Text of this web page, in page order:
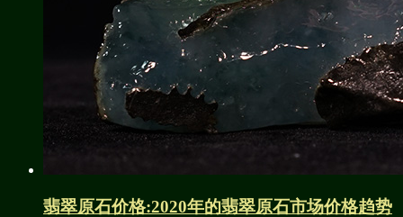
翡翠原石价格:2020年的翡翠原石市场价格趋势